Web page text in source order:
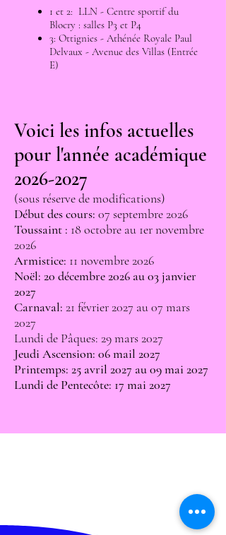
1 et 2: LLN - Centre sportif du
Blocry : salles P3 et P4
3: Ottignies - Athénée Royale Paul
Delvaux - Avenue des Villas (Entrée
E)
Voici les infos actuelles
pour l'année académique
2026-2027
(sous réserve de modifications)
Début des cours: 07 septembre 2026
Toussaint : 18 octobre au 1er novembre
2026
Armistice: 11 novembre 2026
Noël: 20 décembre 2026 au 03 janvier
2027
Carnaval: 21 février 2027 au 07 mars
2027
Lundi de Pâques: 29 mars 2027
Jeudi Ascension: 06 mail 2027
Printemps: 25 avril 2027 au 09 mai 2027
Lundi de Pentecôte: 17 mai 2027